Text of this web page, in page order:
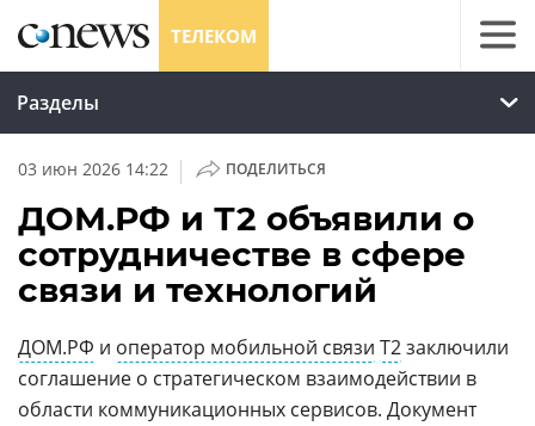
ТЕЛЕКОМ
Разделы
03 июн 2026 14:22 | ПОДЕЛИТЬСЯ
ДОМ.РФ и Т2 объявили о
сотрудничестве в сфере
связи и технологий
ДОМ.РФ и оператор мобильной связи Т2заключили
соглашение о стратегическом взаимодействии в
области коммуникационных сервисов. Документ